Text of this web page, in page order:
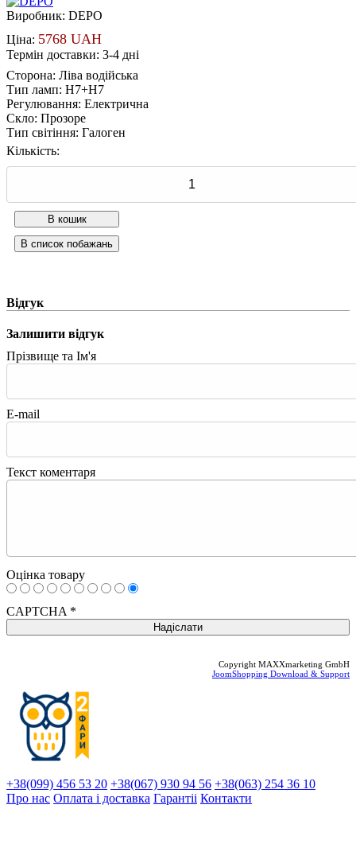
Виробник: DEPO
Ціна: 5768 UAH
Термін доставки: 3-4 дні
Сторона: Ліва водійська
Тип ламп: H7+H7
Регулювання: Електрична
Скло: Прозоре
Тип світіння: Галоген
Кількість:
Відгук
Залишити відгук
Прізвище та Ім'я
E-mail
Текст коментаря
Оцінка товару
CAPTCHA *
Copyright MAXXmarketing GmbH
JoomShopping Download & Support
+38(099) 456 53 20 +38(067) 930 94 56 +38(063) 254 36 10
Про нас Оплата і доставка Гарантіi Контакти